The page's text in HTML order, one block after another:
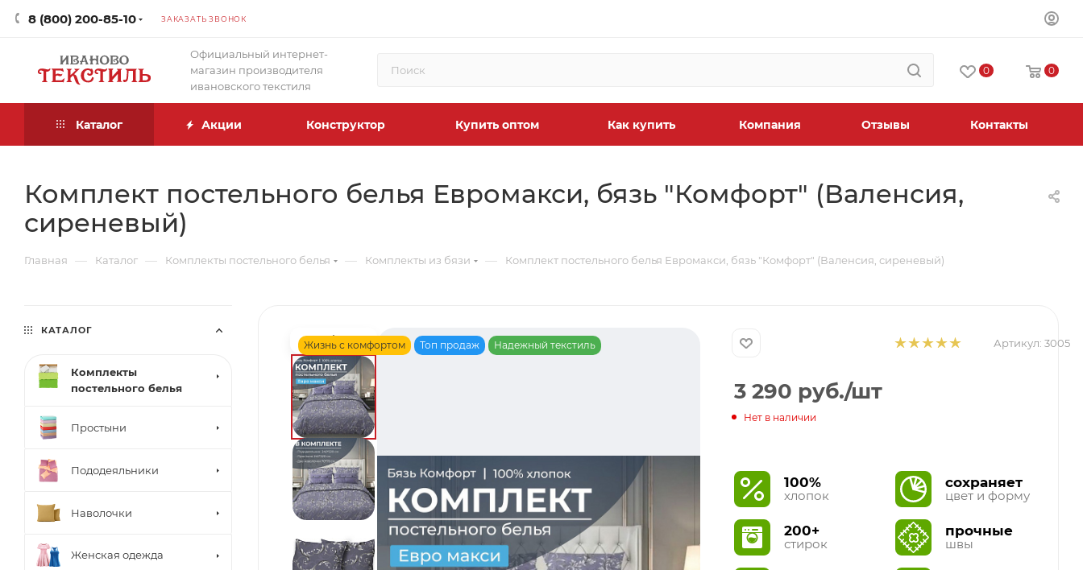
8 (800) 200-85-10 ЗАКАЗАТЬ ЗВОНОК
Официальный интернет-
магазин производителя
ивановского текстиля
0 0
Каталог Акции Конструктор Купить оптом Как купить Компания Отзывы Контакты
Комплект постельного белья Евромакси, бязь "Комфорт" (Валенсия,
сиреневый)
Главная — Каталог — Комплекты постельного белья — Комплекты из бязи — Комплект постельного белья Евромакси, бязь "Комфорт" (Валенсия, сиреневый)
Жизнь с комфортом Топ продаж Надежный текстиль Артикул: 3005
3 290 руб./шт
Нет в наличии
100%
хлопок
200+
стирок
сохраняет
цвет и форму
прочные
швы
КАТАЛОГ
Комплекты
постельного белья
Простыни
Пододеяльники
Наволочки
Женская одежда